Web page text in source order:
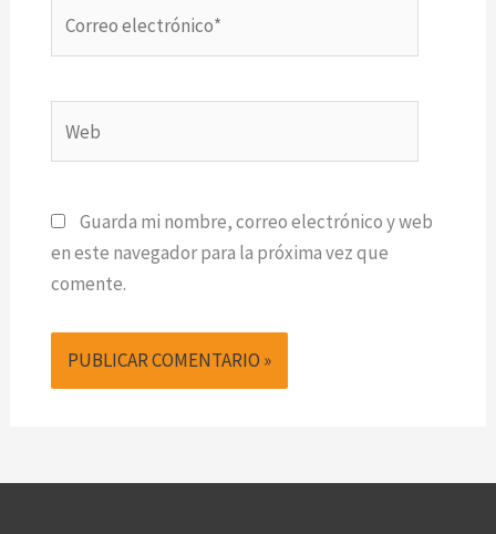
Guarda mi nombre, correo electrónico y web
en este navegador para la próxima vez que
comente.